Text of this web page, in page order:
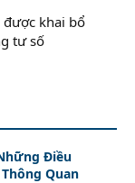
được khai bổ
tư số
Điều
Quan